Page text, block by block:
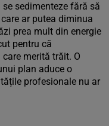
sedimenteze fără să
ar putea diminua
prea mult din energie
pentru că
merită trăit. O
plan aduce o
profesionale nu ar